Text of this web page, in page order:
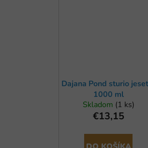
Dajana Pond sturio
1000 ml
Skladom (1 ks)
€13,15